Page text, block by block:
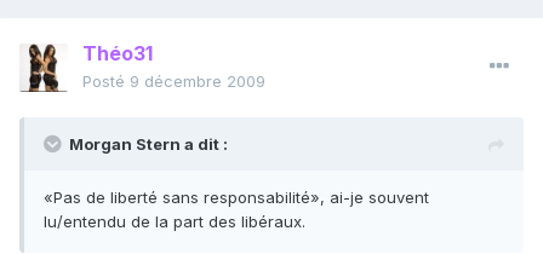
Théo31
Posté 9 décembre 2009
Morgan Stern a dit :
«Pas de liberté sans responsabilité», ai-je souvent
lu/entendu de la part des libéraux.